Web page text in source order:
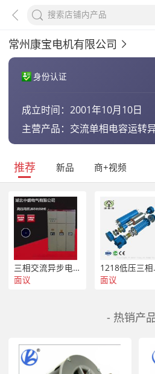
常州康宝电机有限公司
身份认证
成立时间：2001年10月10日
主营产品： 交流单相电容运转
推荐 新品 商+视频
三相交流异步电机启动柜 45KW旁路软起动柜
面议
1218
面议
- 热销产